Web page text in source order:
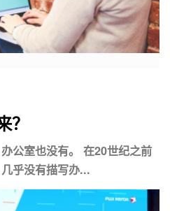
？
公室也没有。 在20世纪之前
乎没有描写办...